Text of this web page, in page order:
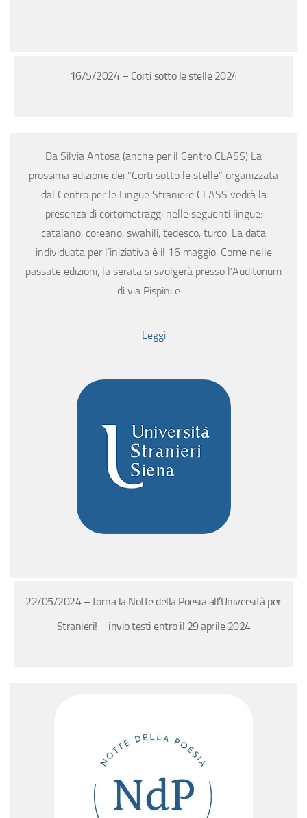
16/5/2024 – Corti sotto le stelle 2024
Da Silvia Antosa (anche per il Centro CLASS) La
prossima edizione dei “Corti sotto le stelle” organizzata
dal Centro per le Lingue Straniere CLASS vedrà la
presenza di cortometraggi nelle seguenti lingue:
catalano, coreano, swahili, tedesco, turco. La data
individuata per l’iniziativa è il 16 maggio. Come nelle
passate edizioni, la serata si svolgerà presso l’Auditorium
di via Pispini e …
Leggi
22/05/2024 – torna la Notte della Poesia all’Università per
Stranieri! – invio testi entro il 29 aprile 2024